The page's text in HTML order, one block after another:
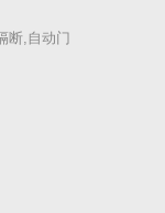
断,自动门